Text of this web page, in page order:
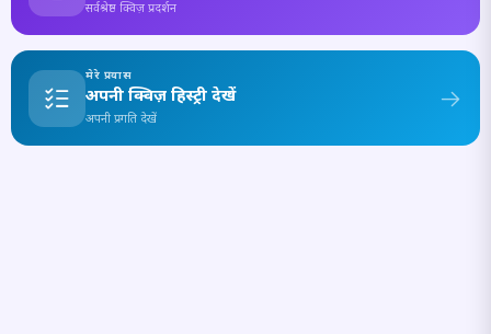
सर्वश्रेष्ठ क्विज़ प्रदर्शन
मेरे प्रयास
अपनी क्विज़ हिस्ट्री देखें
अपनी प्रगति देखें